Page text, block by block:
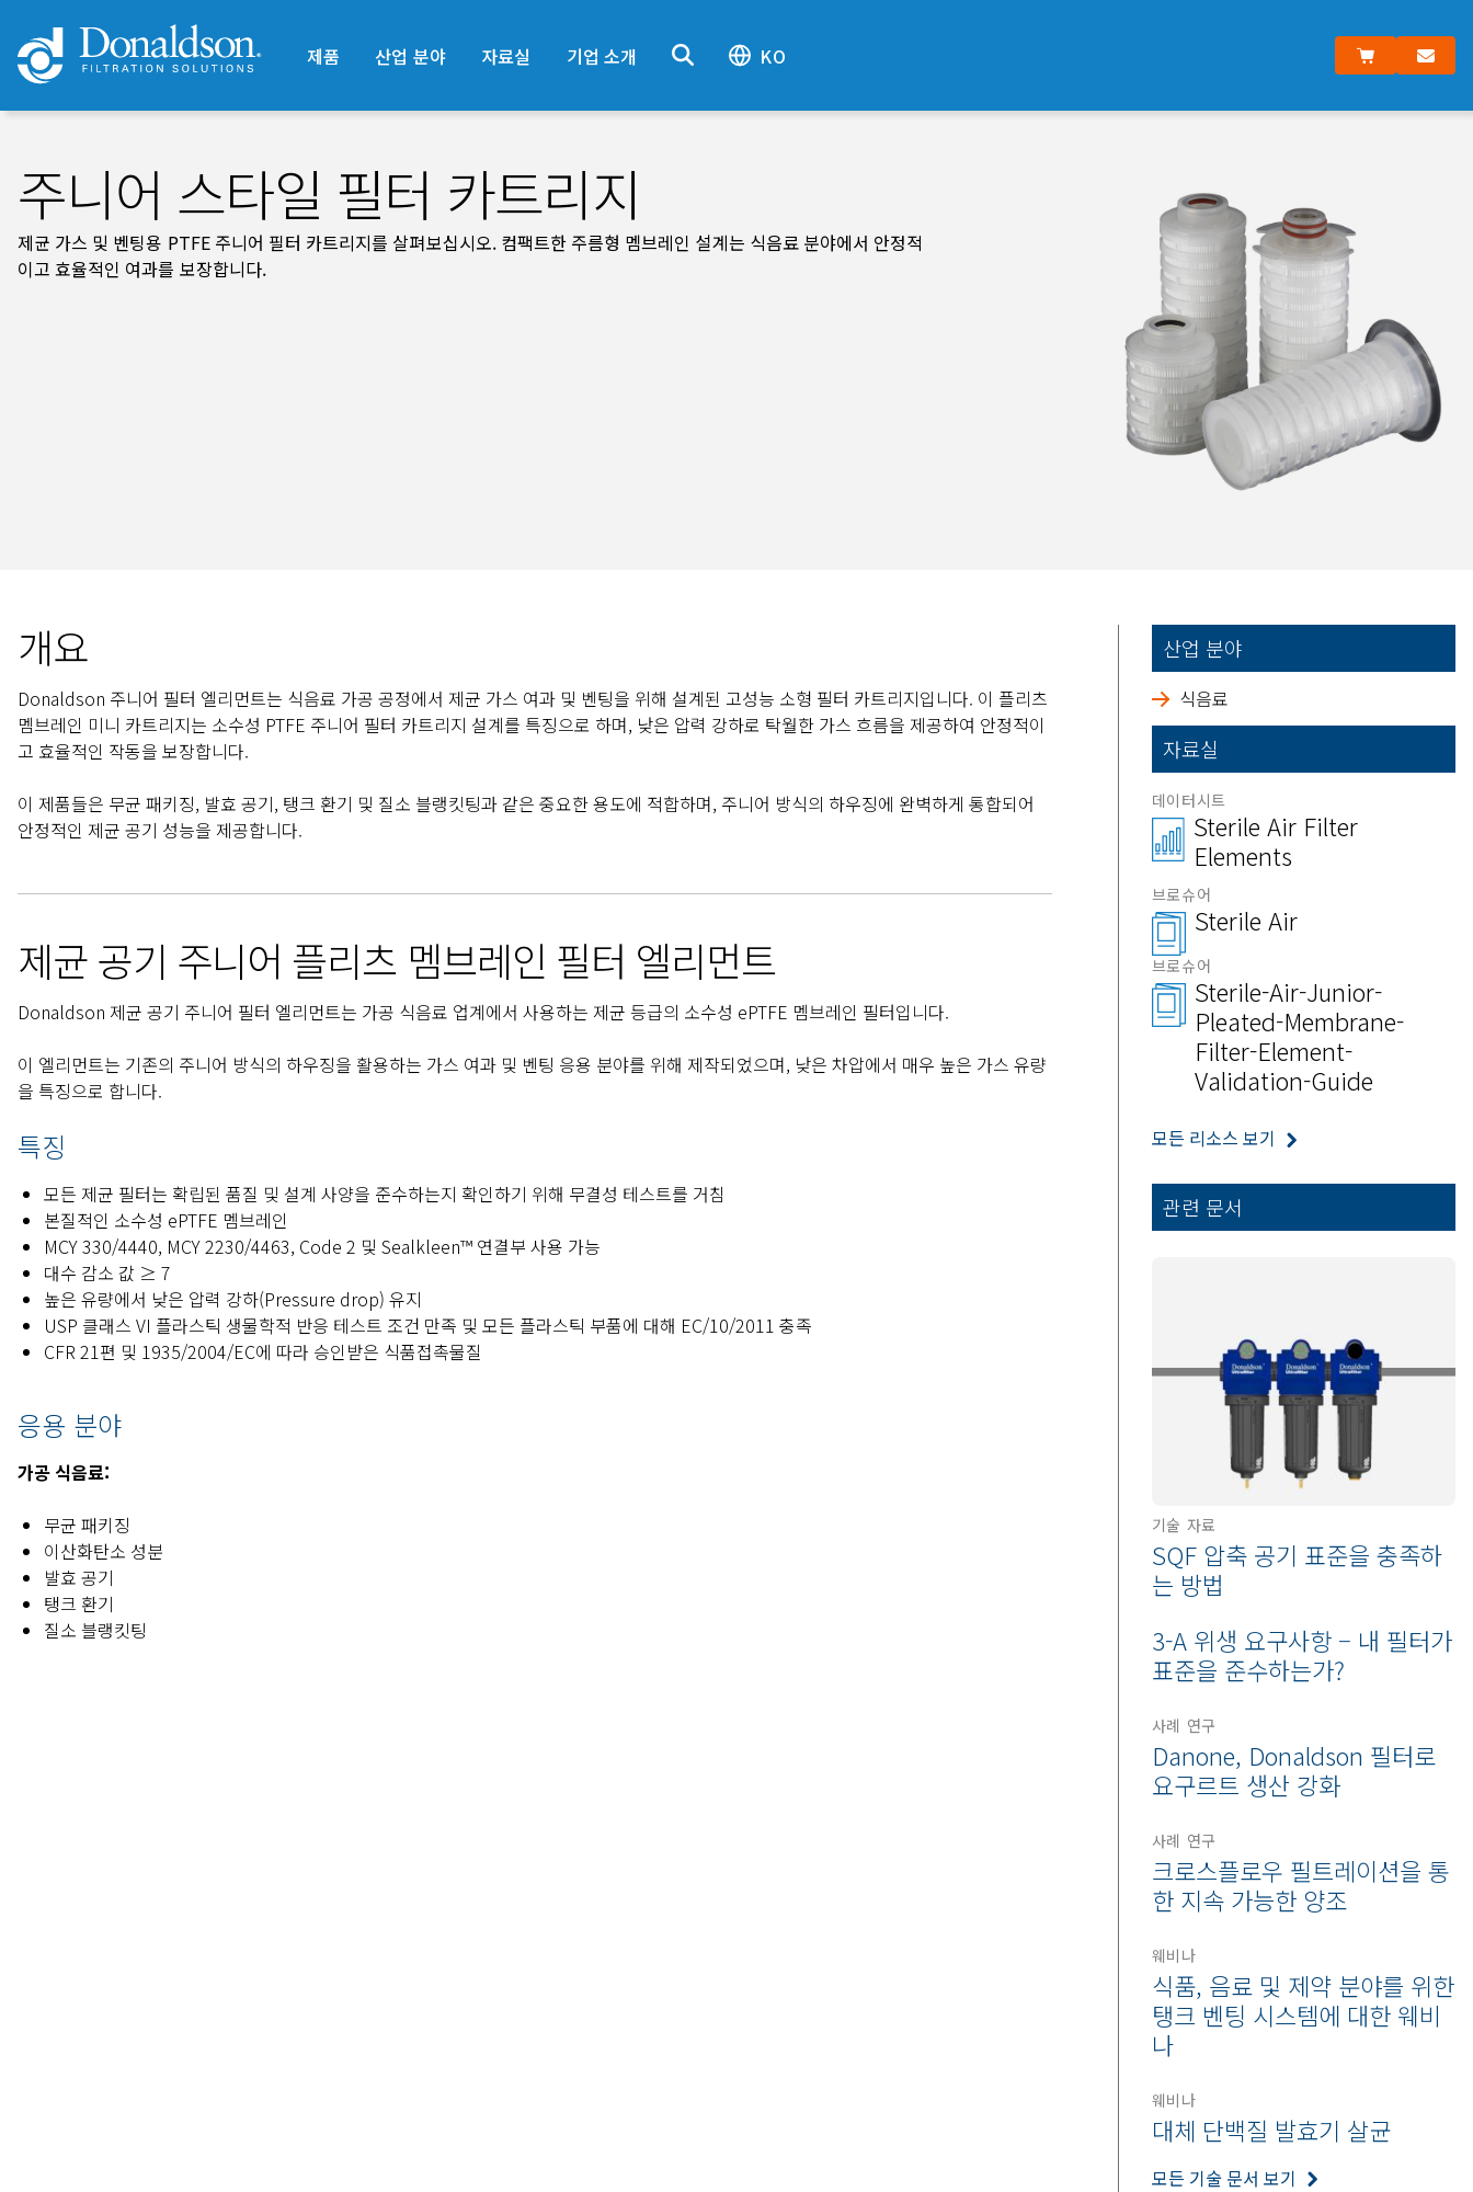
제품 산업 분야 자료실 기업 소개 KO
주니어 스타일 필터 카트리지
제균 가스 및 벤팅용 PTFE 주니어 필터 카트리지를 살펴보십시오. 컴팩트한 주름형 멤브레인 설계는 식음료 분야에서 안정적
이고 효율적인 여과를 보장합니다.
개요
Donaldson 주니어 필터 엘리먼트는 식음료 가공 공정에서 제균 가스 여과 및 벤팅을 위해 설계된 고성능 소형 필터 카트리지입니다. 이 플리츠
멤브레인 미니 카트리지는 소수성 PTFE 주니어 필터 카트리지 설계를 특징으로 하며, 낮은 압력 강하로 탁월한 가스 흐름을 제공하여 안정적이
고 효율적인 작동을 보장합니다.
이 제품들은 무균 패키징, 발효 공기, 탱크 환기 및 질소 블랭킷팅과 같은 중요한 용도에 적합하며, 주니어 방식의 하우징에 완벽하게 통합되어
안정적인 제균 공기 성능을 제공합니다.
제균 공기 주니어 플리츠 멤브레인 필터 엘리먼트
Donaldson 제균 공기 주니어 필터 엘리먼트는 가공 식음료 업계에서 사용하는 제균 등급의 소수성 ePTFE 멤브레인 필터입니다.
이 엘리먼트는 기존의 주니어 방식의 하우징을 활용하는 가스 여과 및 벤팅 응용 분야를 위해 제작되었으며, 낮은 차압에서 매우 높은 가스 유량
을 특징으로 합니다.
특징
모든 제균 필터는 확립된 품질 및 설계 사양을 준수하는지 확인하기 위해 무결성 테스트를 거침
본질적인 소수성 ePTFE 멤브레인
MCY 330/4440, MCY 2230/4463, Code 2 및 Sealkleen™ 연결부 사용 가능
대수 감소 값 ≥ 7
높은 유량에서 낮은 압력 강하(Pressure drop) 유지
USP 클래스 VI 플라스틱 생물학적 반응 테스트 조건 만족 및 모든 플라스틱 부품에 대해 EC/10/2011 충족
CFR 21편 및 1935/2004/EC에 따라 승인받은 식품접촉물질
응용 분야
가공 식음료:
무균 패키징
이산화탄소 성분
발효 공기
탱크 환기
질소 블랭킷팅
산업 분야
식음료
자료실
데이터시트
Sterile Air Filter
Elements
브로슈어
Sterile Air
브로슈어
Sterile-Air-Junior-
Pleated-Membrane-
Filter-Element-
Validation-Guide
모든 리소스 보기
관련 문서
기술 자료
SQF 압축 공기 표준을 충족하
는 방법
3-A 위생 요구사항 – 내 필터가
표준을 준수하는가?
사례 연구
Danone, Donaldson 필터로
요구르트 생산 강화
사례 연구
크로스플로우 필트레이션을 통
한 지속 가능한 양조
웨비나
식품, 음료 및 제약 분야를 위한
탱크 벤팅 시스템에 대한 웨비
나
웨비나
대체 단백질 발효기 살균
모든 기술 문서 보기